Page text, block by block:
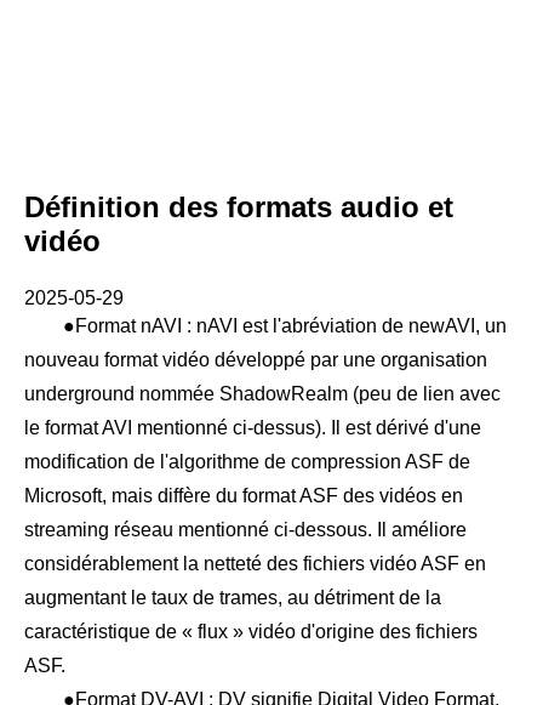
Définition des formats audio et
vidéo
2025-05-29
●Format nAVI : nAVI est l'abréviation de newAVI, un
nouveau format vidéo développé par une organisation
underground nommée ShadowRealm (peu de lien avec
le format AVI mentionné ci-dessus). Il est dérivé d'une
modification de l'algorithme de compression ASF de
Microsoft, mais diffère du format ASF des vidéos en
streaming réseau mentionné ci-dessous. Il améliore
considérablement la netteté des fichiers vidéo ASF en
augmentant le taux de trames, au détriment de la
caractéristique de « flux » vidéo d'origine des fichiers
ASF.
●Format DV-AVI : DV signifie Digital Video Format,